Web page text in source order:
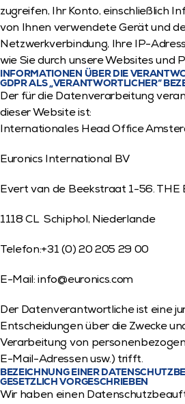
zugreifen, Ihr Konto, einschließlich
von Ihnen verwendete Gerät und
Netzwerkverbindung, Ihre IP-
wie Sie durch unsere Websites und
INFORMATIONEN ÜBER DIE
GDPR ALS „VERANTWORTLICHER“
Der für die Datenverarbeitung
dieser Website ist:
Internationales Head Office
Euronics International BV
Evert van de Beekstraat 1-56. THE
1118 CL  Schiphol, Niederlande
Telefon:+31 (0) 20 205 29 00
E-Mail: info@euronics.com
Der Datenverantwortliche ist eine
Entscheidungen über die Zwecke
Verarbeitung von
E-Mail-Adressen usw.) trifft.
BEZEICHNUNG EINER
GESETZLICH VORGESCHRIEBEN
Wir haben einen